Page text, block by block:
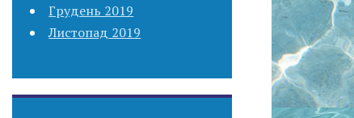
Грудень 2019
Листопад 2019